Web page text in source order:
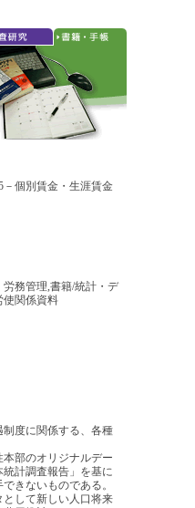
－個別賃金・生涯賃金
務管理,書籍/統計・デ
使関係資料
度に関係する、各種
部のオリジナルデー
計調査報告」を基に
きないものである。
として新しい人口将来